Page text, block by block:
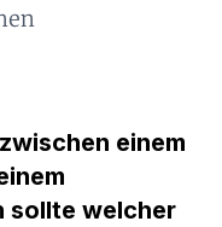
einem
sollte welcher